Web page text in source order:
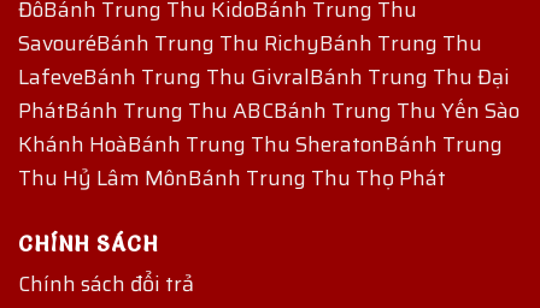
ĐôBánh Trung Thu KidoBánh Trung Thu
SavouréBánh Trung Thu RichyBánh Trung Thu
LafeveBánh Trung Thu GivralBánh Trung Thu Đại
PhátBánh Trung Thu ABCBánh Trung Thu Yến Sào
Khánh HoàBánh Trung Thu SheratonBánh Trung
Thu Hỷ Lâm MônBánh Trung Thu Thọ Phát
CHÍNH SÁCH
Chính sách đổi trả